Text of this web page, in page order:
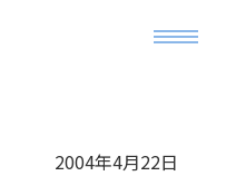
2004年4月22日